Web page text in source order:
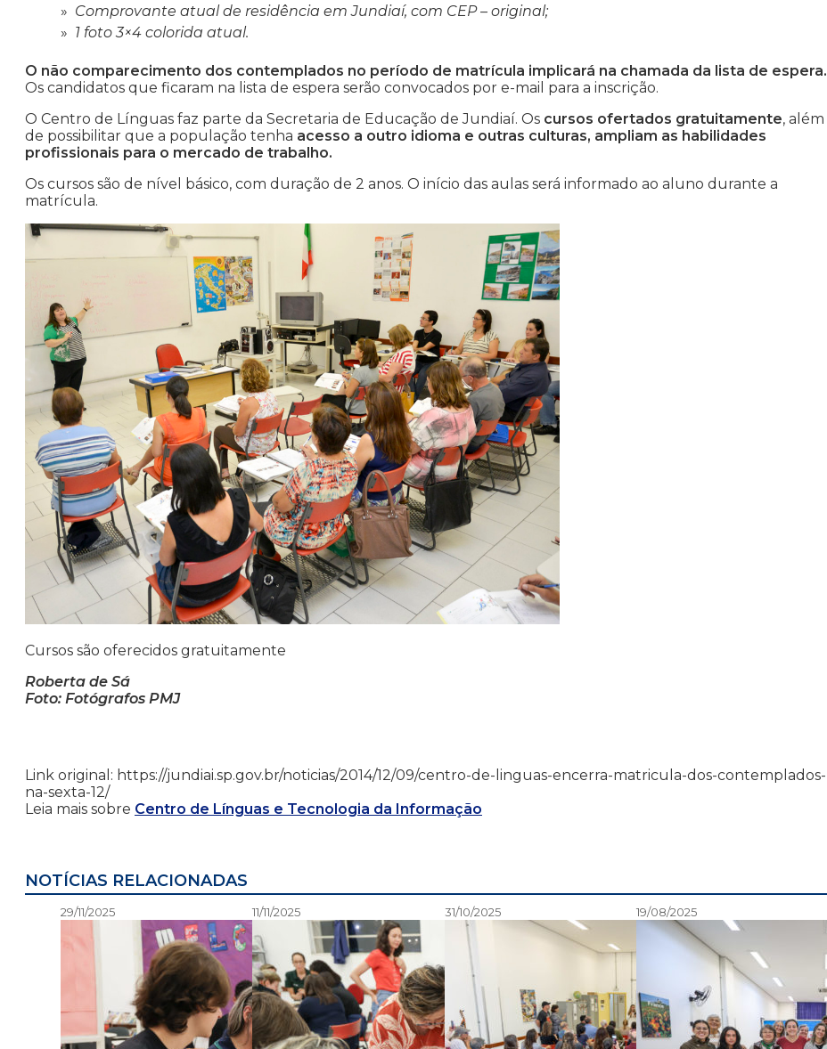
Comprovante atual de residência em Jundiaí, com CEP – original;
1 foto 3×4 colorida atual.
O não comparecimento dos contemplados no período de matrícula implicará na chamada da lista de espera.
Os candidatos que ficaram na lista de espera serão convocados por e-mail para a inscrição.
O Centro de Línguas faz parte da Secretaria de Educação de Jundiaí. Os cursos ofertados gratuitamente, além
de possibilitar que a população tenha acesso a outro idioma e outras culturas, ampliam as habilidades
profissionais para o mercado de trabalho.
Os cursos são de nível básico, com duração de 2 anos. O início das aulas será informado ao aluno durante a
matrícula.
Cursos são oferecidos gratuitamente
Roberta de Sá
Foto: Fotógrafos PMJ
Link original: https://jundiai.sp.gov.br/noticias/2014/12/09/centro-de-linguas-encerra-matricula-dos-contemplados-
na-sexta-12/
Leia mais sobre Centro de Línguas e Tecnologia da Informação
NOTÍCIAS RELACIONADAS
29/11/2025 11/11/2025 31/10/2025 19/08/2025